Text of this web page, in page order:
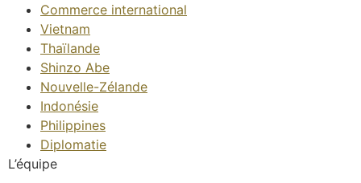
Commerce international
Vietnam
Thaïlande
Shinzo Abe
Nouvelle-Zélande
Indonésie
Philippines
Diplomatie
L’équipe